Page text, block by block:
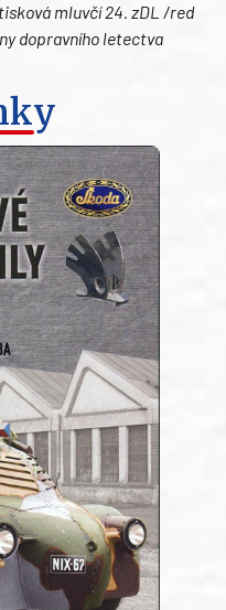
mluvčí 24. zDL /red
dopravního letectva